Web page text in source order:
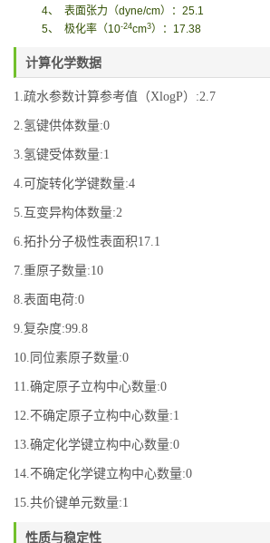
4、 表面张力 （dyne/cm） ： 25.1
5、 极化率（10-24cm3） ： 17.38
计算化学数据
1.疏水参数计算参考值（XlogP）:2.7
2.氢键供体数量:0
3.氢键受体数量:1
4.可旋转化学键数量:4
5.互变异构体数量:2
6.拓扑分子极性表面积17.1
7.重原子数量:10
8.表面电荷:0
9.复杂度:99.8
10.同位素原子数量:0
11.确定原子立构中心数量:0
12.不确定原子立构中心数量:1
13.确定化学键立构中心数量:0
14.不确定化学键立构中心数量:0
15.共价键单元数量:1
性质与稳定性